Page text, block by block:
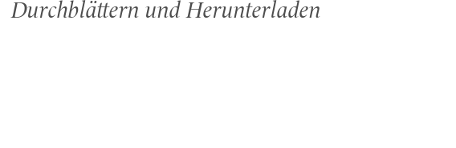
Durchblättern und Herunterladen